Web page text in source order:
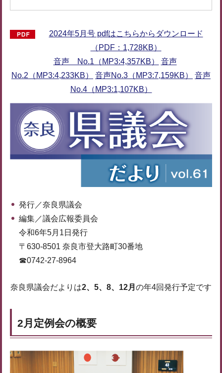
2024年5月号 pdfはこちらからダウンロード
（PDF：1,728KB）
音声 No.1（MP3:4,357KB）
音声
No.2（MP3:4,233KB）
音声No.3（MP3:7,159KB）
音声
No.4（MP3:1,107KB）
発行／奈良県議会
編集／議会広報委員会
令和6年5月1日発行
〒630-8501 奈良市登大路町30番地
☎0742-27-8964
奈良県議会だよりは2、5、8、12月 の年4回発行予定です
2月定例会の概要